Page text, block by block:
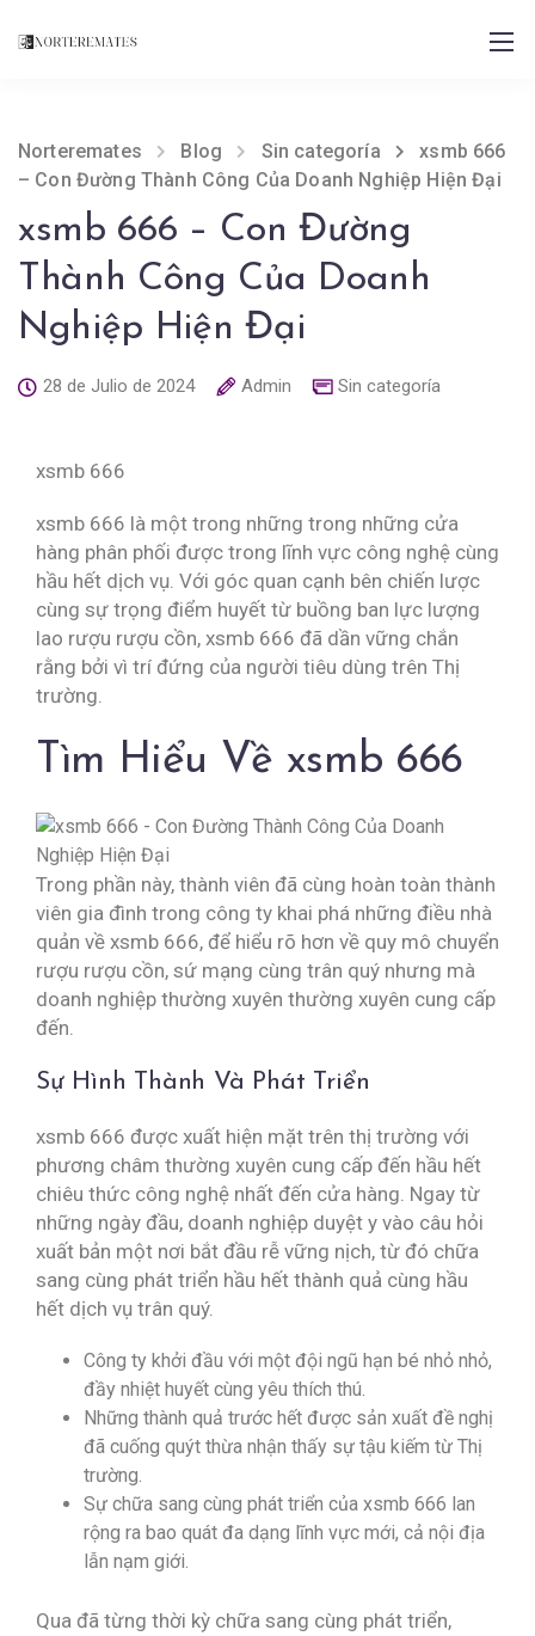
Norteremates Blog Sin categoría
xsmb 666
– Con Đường Thành Công Của Doanh Nghiệp Hiện Đại
xsmb 666 – Con Đường
Thành Công Của Doanh
Nghiệp Hiện Đại
28 de Julio de 2024 Admin Sin categoría
xsmb 666
xsmb 666 là một trong những trong những cửa
hàng phân phối được trong lĩnh vực công nghệ cùng
hầu hết dịch vụ. Với góc quan cạnh bên chiến lược
cùng sự trọng điểm huyết từ buồng ban lực lượng
lao rượu rượu cồn, xsmb 666 đã dần vững chắn
rằng bởi vì trí đứng của người tiêu dùng trên Thị
trường.
Tìm Hiểu Về xsmb 666
Trong phần này, thành viên đã cùng hoàn toàn thành
viên gia đình trong công ty khai phá những điều nhà
quản về xsmb 666, để hiểu rõ hơn về quy mô chuyển
rượu rượu cồn, sứ mạng cùng trân quý nhưng mà
doanh nghiệp thường xuyên thường xuyên cung cấp
đến.
Sự Hình Thành Và Phát Triển
xsmb 666 được xuất hiện mặt trên thị trường với
phương châm thường xuyên cung cấp đến hầu hết
chiêu thức công nghệ nhất đến cửa hàng. Ngay từ
những ngày đầu, doanh nghiệp duyệt y vào câu hỏi
xuất bản một nơi bắt đầu rễ vững nịch, từ đó chữa
sang cùng phát triển hầu hết thành quả cùng hầu
hết dịch vụ trân quý.
Công ty khởi đầu với một đội ngũ hạn bé nhỏ nhỏ,
đầy nhiệt huyết cùng yêu thích thú.
Những thành quả trước hết được sản xuất đề nghị
đã cuống quýt thừa nhận thấy sự tậu kiếm từ Thị
trường.
Sự chữa sang cùng phát triển của xsmb 666 lan
rộng ra bao quát đa dạng lĩnh vực mới, cả nội địa
lẫn nạm giới.
Qua đã từng thời kỳ chữa sang cùng phát triển,